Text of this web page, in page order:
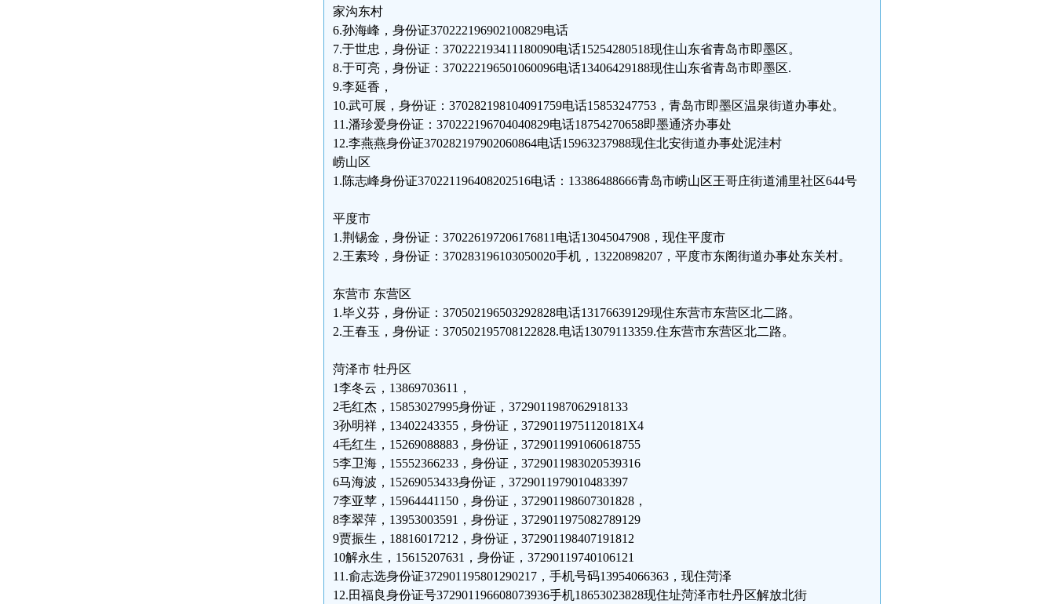
家沟东村
6.孙海峰，身份证370222196902100829电话
7.于世忠，身份证：370222193411180090电话15254280518现住山东省青岛市即墨区。
8.于可亮，身份证：370222196501060096电话13406429188现住山东省青岛市即墨区.
9.李延香，
10.武可展，身份证：370282198104091759电话15853247753，青岛市即墨区温泉街道办事处。
11.潘珍爱身份证：370222196704040829电话18754270658即墨通济办事处
12.李燕燕身份证370282197902060864电话15963237988现住北安街道办事处泥洼村
崂山区
1.陈志峰身份证370221196408202516电话：13386488666青岛市崂山区王哥庄街道浦里社区644号
平度市
1.荆锡金，身份证：370226197206176811电话13045047908，现住平度市
2.王素玲，身份证：370283196103050020手机，13220898207，平度市东阁街道办事处东关村。
东营市 东营区
1.毕义芬，身份证：370502196503292828电话13176639129现住东营市东营区北二路。
2.王春玉，身份证：370502195708122828.电话13079113359.住东营市东营区北二路。
菏泽市 牡丹区
1李冬云，13869703611，
2毛红杰，15853027995身份证，3729011987062918133
3孙明祥，13402243355，身份证，37290119751120181X4
4毛红生，15269088883，身份证，3729011991060618755
5李卫海，15552366233，身份证，3729011983020539316
6马海波，15269053433身份证，3729011979010483397
7李亚苹，15964441150，身份证，372901198607301828，
8李翠萍，13953003591，身份证，3729011975082789129
9贾振生，18816017212，身份证，372901198407191812
10解永生，15615207631，身份证，37290119740106121
11.俞志选身份证372901195801290217，手机号码13954066363，现住菏泽
12.田福良身份证号372901196608073936手机18653023828现住址菏泽市牡丹区解放北街